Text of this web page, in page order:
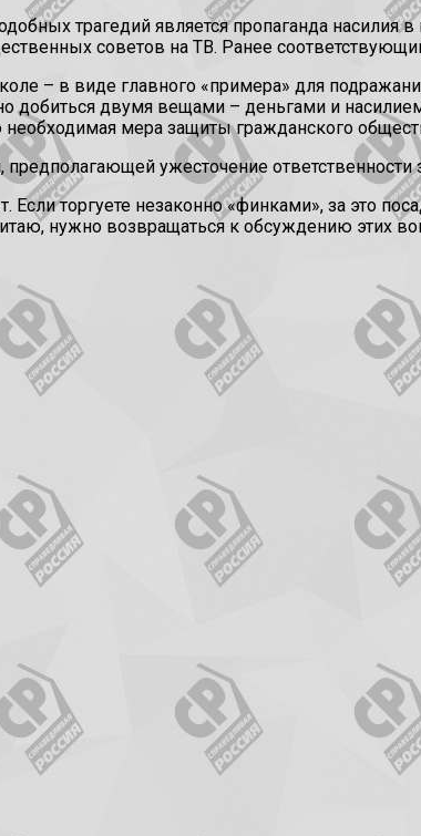
трагедий является пропаганда насилия
советов на ТВ. Ранее
– в виде главного «примера» для
двумя вещами – деньгами и
мера защиты гражданского
ужесточение
Если торгуете незаконно «финками», за это
нужно возвращаться к обсуждению этих